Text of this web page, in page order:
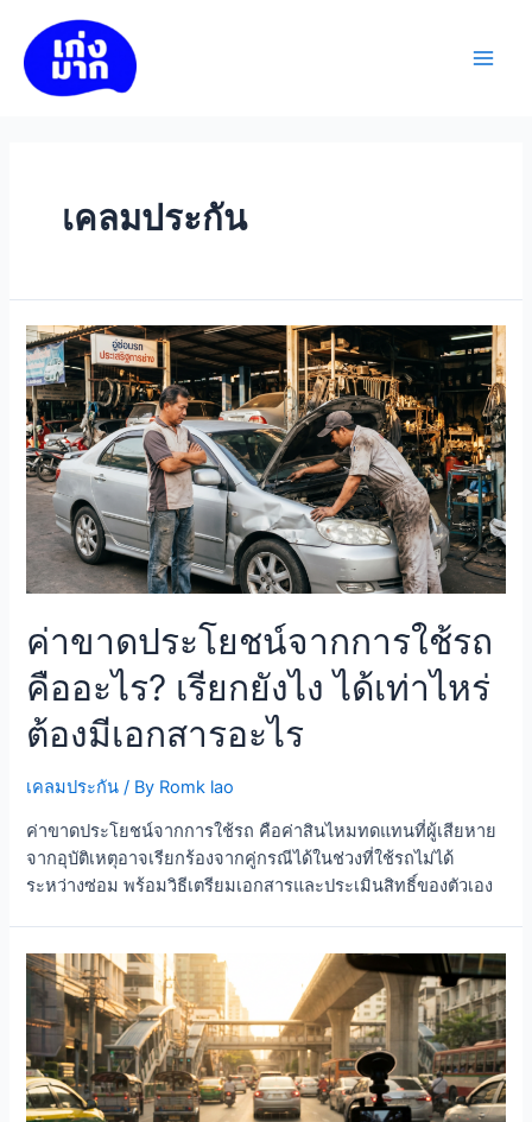
content
เคลมประกัน
ค่าขาดประโยชน์จากการใช้รถ
คืออะไร? เรียกยังไง ได้เท่าไหร่
ต้องมีเอกสารอะไร
เคลมประกัน / By Romk lao
ค่าขาดประโยชน์จากการใช้รถ คือค่าสินไหมทดแทนที่ผู้เสียหาย
จากอุบัติเหตุอาจเรียกร้องจากคู่กรณีได้ในช่วงที่ใช้รถไม่ได้
ระหว่างซ่อม พร้อมวิธีเตรียมเอกสารและประเมินสิทธิ์ของตัวเอง